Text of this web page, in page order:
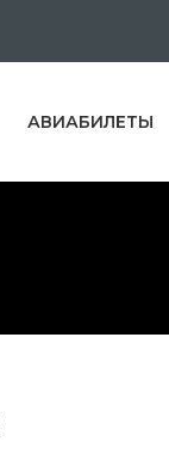
АВИАБИЛЕТЫ